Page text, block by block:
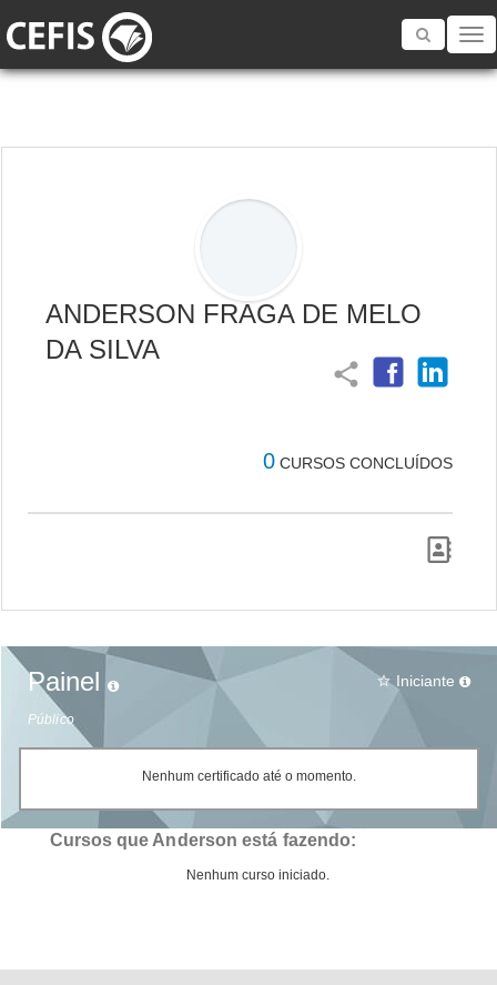
Toggle
ANDERSON FRAGA DE MELO
DA SILVA
share
0 CURSOS CONCLUÍDOS
Painel
Público
star_border Iniciante
Nenhum certificado até o momento.
Cursos que Anderson está fazendo:
Nenhum curso iniciado.